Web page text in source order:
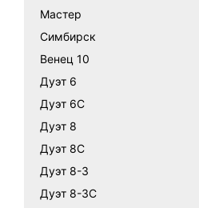
Мастер
Симбирск
Венец 10
Дуэт 6
Дуэт 6С
Дуэт 8
Дуэт 8С
Дуэт 8-3
Дуэт 8-3С